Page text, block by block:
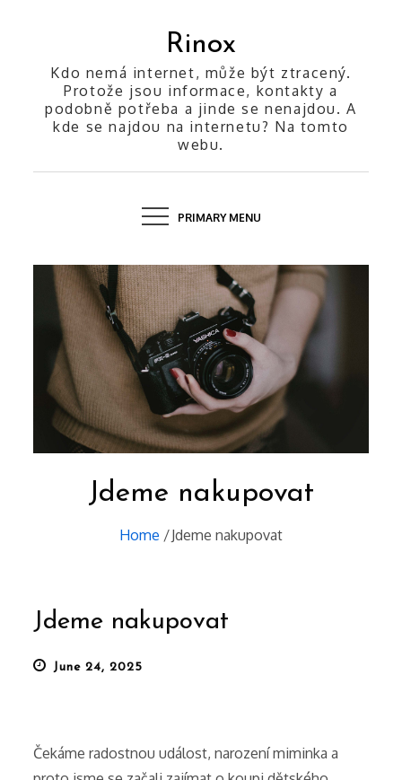
Rinox
Kdo nemá internet, může být ztracený.
Protože jsou informace, kontakty a
podobně potřeba a jinde se nenajdou. A
kde se najdou na internetu? Na tomto
webu.
PRIMARY MENU
Jdeme nakupovat
Home Jdeme nakupovat
Jdeme nakupovat
Posted
June 24, 2025
Čekáme radostnou událost, narození miminka a